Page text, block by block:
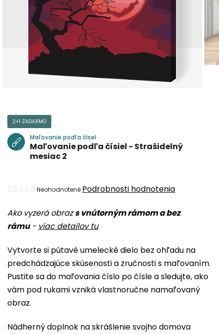
Ako vyzerá obrazs vnútorným rámom a bez
rámu- viac detailov tu
Vytvorte si pútavé umelecké dielo bez ohľadu na
predchádzajúce skúsenosti a zručnosti s maľovaním.
Pustite sa do maľovania číslo po čísle a sledujte, ako
vám pod rukami vzniká vlastnoručne namaľovaný
obraz.
Nádherný doplnok na skrášlenie svojho domova
2+1 ZADARMO
Maľovanie podľa čísel
Maľovanie podľa čísiel - Strašidelný
mesiac 2
Priemerné
produktu
je
z
5
hviezdičiek.
Neohodnotené Podrobnosti hodnotenia